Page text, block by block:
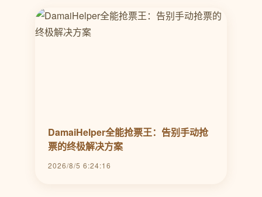
DamaiHelper全能抢票王：告别手动抢
票的终极解决方案
2026/8/5 6:24:16